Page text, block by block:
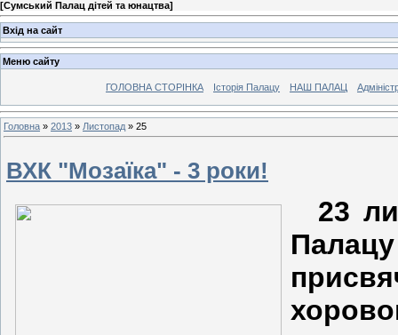
[Сумський Палац дітей та юнацтва]
Вхід на сайт
Меню сайту
ГОЛОВНА СТОРІНКА Історія Палацу НАШ ПАЛАЦ
Головна » 2013 » Листопад » 25
ВХК "Мозаїка" - 3 роки!
23